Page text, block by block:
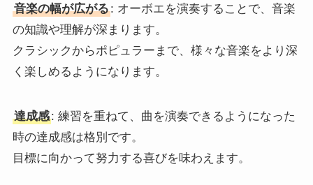
音楽の幅が広がる: オーボエを演奏することで、音楽
の知識や理解が深まります。
クラシックからポピュラーまで、様々な音楽をより深
く楽しめるようになります。
達成感: 練習を重ねて、曲を演奏できるようになった
時の達成感は格別です。
目標に向かって努力する喜びを味わえます。